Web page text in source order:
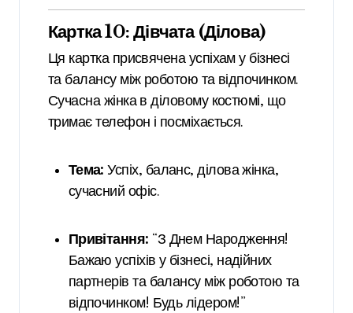
Картка 10: Дівчата (Ділова)
Ця картка присвячена успіхам у бізнесі
та балансу між роботою та відпочинком.
Сучасна жінка в діловому костюмі, що
тримає телефон і посміхається.
Тема: Успіх, баланс, ділова жінка,
сучасний офіс.
Привітання: “З Днем Народження!
Бажаю успіхів у бізнесі, надійних
партнерів та балансу між роботою та
відпочинком! Будь лідером!”